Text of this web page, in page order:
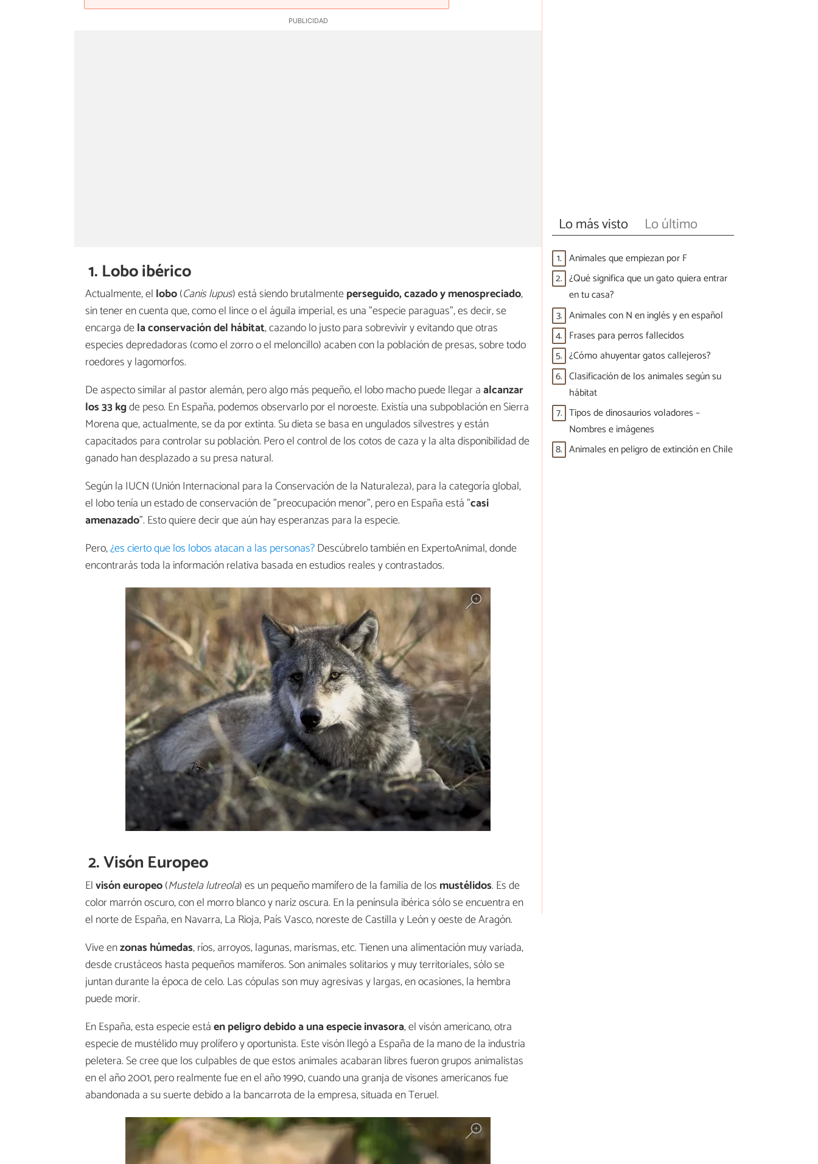
1. Lobo ibérico
Actualmente, el lobo(Canis lupus) está siendo brutalmenteperseguido, cazado y menospreciado,
sin tener en cuenta que, como el lince o el águila imperial, es una "especie paraguas", es decir, se
encarga dela conservación del hábitat, cazando lo justo para sobrevivir y evitando que otras
especies depredadoras (como el zorro o el meloncillo) acaben con la población de presas, sobre todo
roedores y lagomorfos.
De aspecto similar al pastor alemán, pero algo más pequeño, el lobo macho puede llegar aalcanzar
los 33 kgde peso. En España, podemos observarlo por el noroeste. Existía una subpoblación en Sierra
Morena que, actualmente, se da por extinta. Su dieta se basa en ungulados silvestres y están
capacitados para controlar su población. Pero el control de los cotos de caza y la alta disponibilidad de
ganado han desplazado a su presa natural.
Según la IUCN (Unión Internacional para la Conservación de la Naturaleza), para la categoría global,
el lobo tenía un estado de conservación de "preocupación menor", pero en España está "casi
amenazado". Esto quiere decir que aún hay esperanzas para la especie.
Pero,¿es cierto que los lobos atacan a las personas?Descúbrelo también en ExpertoAnimal, donde
encontrarás toda la información relativa basada en estudios reales y contrastados.
2. Visón Europeo
Elvisón europeo(Mustela lutreola) es un pequeño mamífero de la familia de los mustélidos. Es de
color marrón oscuro, con el morro blanco y nariz oscura. En la península ibérica sólo se encuentra en
el norte de España, en Navarra, La Rioja, País Vasco, noreste de Castilla y León y oeste de Aragón.
Vive enzonas húmedas, ríos, arroyos, lagunas, marismas, etc. Tienen una alimentación muy variada,
desde crustáceos hasta pequeños mamíferos. Son animales solitarios y muy territoriales, sólo se
juntan durante la época de celo. Las cópulas son muy agresivas y largas, en ocasiones, la hembra
puede morir.
En España, esta especie estáen peligro debido a una especie invasora, el visón americano, otra
especie de mustélido muy prolífero y oportunista. Este visón llegó a España de la mano de la industria
peletera. Se cree que los culpables de que estos animales acabaran libres fueron grupos animalistas
en el año 2001, pero realmente fue en el año 1990, cuando una granja de visones americanos fue
abandonada a su suerte debido a la bancarrota de la empresa, situada en Teruel.
Lo más visto Lo último
1. Animales que empiezan por F
2. ¿Qué significa que un gato quiera entrar
en tu casa?
3. Animales con N en inglés y en español
4. Frases para perros fallecidos
5. ¿Cómo ahuyentar gatos callejeros?
6. Clasificación de los animales según su
hábitat
7. Tipos de dinosaurios voladores –
Nombres e imágenes
8. Animales en peligro de extinción en Chile